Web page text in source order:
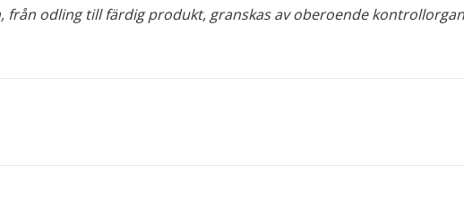
från odling till färdig produkt, granskas av oberoende